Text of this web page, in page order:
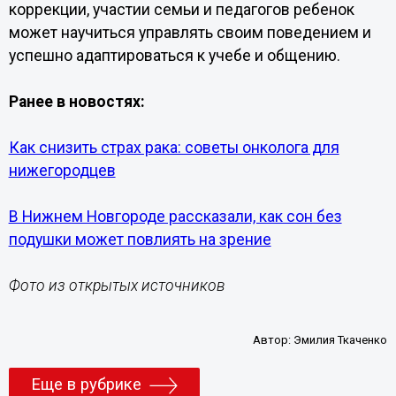
коррекции, участии семьи и педагогов ребенок
может научиться управлять своим поведением и
успешно адаптироваться к учебе и общению.
Ранее в новостях:
Как снизить страх рака: советы онколога для
нижегородцев
В Нижнем Новгороде рассказали, как сон без
подушки может повлиять на зрение
Фото из открытых источников
Автор: Эмилия Ткаченко
Еще в рубрике